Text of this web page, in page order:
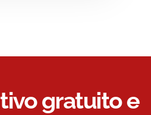
gratuito e